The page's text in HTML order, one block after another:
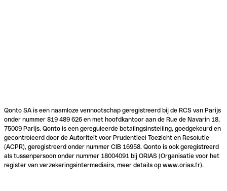
Qonto SA is een naamloze vennootschap geregistreerd bij de RCS van Parijs
onder nummer 819 489 626 en met hoofdkantoor aan de Rue de Navarin 18,
75009 Parijs. Qonto is een gereguleerde betalingsinstelling, goedgekeurd en
gecontroleerd door de Autoriteit voor Prudentieel Toezicht en Resolutie
(ACPR), geregistreerd onder nummer CIB 16958. Qonto is ook geregistreerd
als tussenpersoon onder nummer 18004091 bij ORIAS (Organisatie voor het
register van verzekeringsintermediairs, meer details op www.orias.fr).